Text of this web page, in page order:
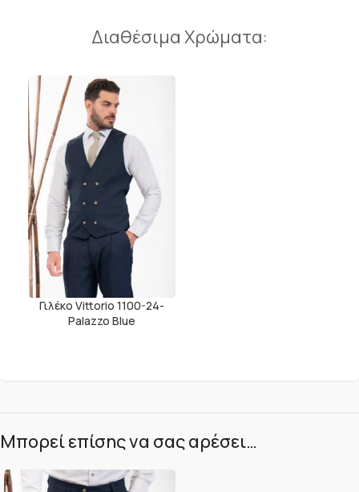
Διαθέσιμα Χρώματα:
Γιλέκο Vittorio 1100-24-
Palazzo Blue
Μπορεί επίσης να σας αρέσει…